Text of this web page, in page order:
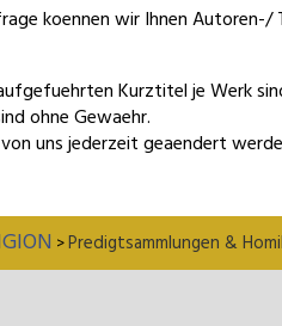
koennen wir Ihnen
Kurztitel je Werk
ohne Gewaehr.
uns jederzeit geaendert
>Predigtsammlungen &